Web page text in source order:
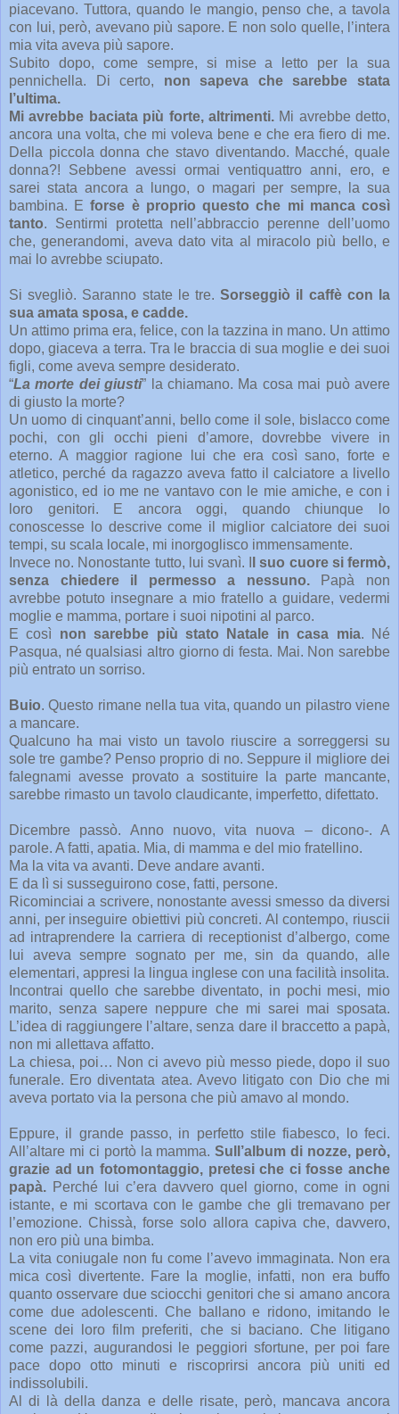
piacevano. Tuttora, quando le mangio, penso che, a tavola
con lui, però, avevano più sapore. E non solo quelle, l’intera
mia vita aveva più sapore.
Subito dopo, come sempre, si mise a letto per la sua
pennichella. Di certo, non sapeva che sarebbe stata
l’ultima.
Mi avrebbe baciata più forte, altrimenti.Mi avrebbe detto,
ancora una volta, che mi voleva bene e che era fiero di me.
Della piccola donna che stavo diventando. Macché, quale
donna?! Sebbene avessi ormai ventiquattro anni, ero, e
sarei stata ancora a lungo, o magari per sempre, la sua
bambina. Eforse è proprio questo che mi manca così
tanto. Sentirmi protetta nell’abbraccio perenne dell’uomo
che, generandomi, aveva dato vita al miracolo più bello, e
mai lo avrebbe sciupato.
Si svegliò. Saranno state le tre.Sorseggiò il caffè con la
sua amata sposa, e cadde.
Un attimo prima era, felice, con la tazzina in mano. Un attimo
dopo, giaceva a terra. Tra le braccia di sua moglie e dei suoi
figli, come aveva sempre desiderato.
“La morte dei giusti” la chiamano. Ma cosa mai può avere
di giusto la morte?
Un uomo di cinquant’anni, bello come il sole, bislacco come
pochi, con gli occhi pieni d’amore, dovrebbe vivere in
eterno. A maggior ragione lui che era così sano, forte e
atletico, perché da ragazzo aveva fatto il calciatore a livello
agonistico, ed io me ne vantavo con le mie amiche, e con i
loro genitori. E ancora oggi, quando chiunque lo
conoscesse lo descrive come il miglior calciatore dei suoi
tempi, su scala locale, mi inorgoglisco immensamente.
Invece no. Nonostante tutto, lui svanì. I
l suo cuore si fermò,
senza chiedere il permesso a nessuno. Papà non
avrebbe potuto insegnare a mio fratello a guidare, vedermi
moglie e mamma, portare i suoi nipotini al parco.
E così non sarebbe più stato Natale in casa mia. Né
Pasqua, né qualsiasi altro giorno di festa. Mai. Non sarebbe
più entrato un sorriso.
Buio. Questo rimane nella tua vita, quando un pilastro viene
a mancare.
Qualcuno ha mai visto un tavolo riuscire a sorreggersi su
sole tre gambe? Penso proprio di no. Seppure il migliore dei
falegnami avesse provato a sostituire la parte mancante,
sarebbe rimasto un tavolo claudicante, imperfetto, difettato.
Dicembre passò. Anno nuovo, vita nuova – dicono-. A
parole. A fatti, apatia. Mia, di mamma e del mio fratellino.
Ma la vita va avanti. Deve andare avanti.
E da lì si susseguirono cose, fatti, persone.
Ricominciai a scrivere, nonostante avessi smesso da diversi
anni, per inseguire obiettivi più concreti. Al contempo, riuscii
ad intraprendere la carriera di receptionist d’albergo, come
lui aveva sempre sognato per me, sin da quando, alle
elementari, appresi la lingua inglese con una facilità insolita.
Incontrai quello che sarebbe diventato, in pochi mesi, mio
marito, senza sapere neppure che mi sarei mai sposata.
L’idea di raggiungere l’altare, senza dare il braccetto a papà,
non mi allettava affatto.
La chiesa, poi… Non ci avevo più messo piede, dopo il suo
funerale. Ero diventata atea. Avevo litigato con Dio che mi
aveva portato via la persona che più amavo al mondo.
Eppure, il grande passo, in perfetto stile fiabesco, lo feci.
All’altare mi ci portò la mamma.Sull’album di nozze, però,
grazie ad un fotomontaggio, pretesi che ci fosse anche
papà. Perché lui c’era davvero quel giorno, come in ogni
istante, e mi scortava con le gambe che gli tremavano per
l’emozione. Chissà, forse solo allora capiva che, davvero,
non ero più una bimba.
La vita coniugale non fu come l’avevo immaginata. Non era
mica così divertente. Fare la moglie, infatti, non era buffo
quanto osservare due sciocchi genitori che si amano ancora
come due adolescenti. Che ballano e ridono, imitando le
scene dei loro film preferiti, che si baciano. Che litigano
come pazzi, augurandosi le peggiori sfortune, per poi fare
pace dopo otto minuti e riscoprirsi ancora più uniti ed
indissolubili.
Al di là della danza e delle risate, però, mancava ancora